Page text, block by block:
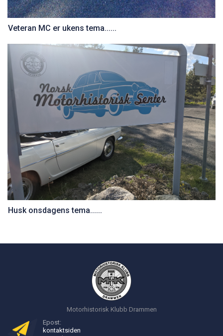
Veteran MC er ukens tema......
Husk onsdagens tema......
Motorhistorisk Klubb Drammen
Epost:
kontaktsiden